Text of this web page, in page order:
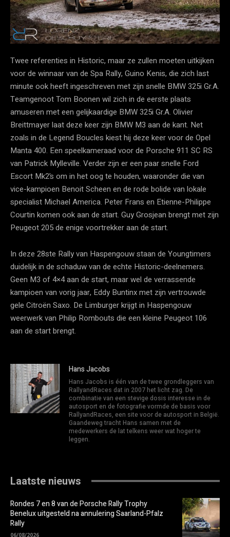
Twee referenties in Historic, maar ze zullen moeten uitkijken
voor de winnaar van de Spa Rally, Guino Kenis, die zich last
minute ook heeft ingeschreven met zijn snelle BMW 325i Gr.A.
Teamgenoot Tom Boonen wil zich in de eerste plaats
amuseren met een gelijkaardige BMW 325i Gr.A. Olivier
Breittmayer laat deze keer zijn BMW M3 aan de kant. Net
zoals in de Legend Boucles kiest hij deze keer voor de Opel
Manta 400. Een speelkameraad voor de Porsche 911 SC RS
van Patrick Mylleville. Verder zijn er een paar snelle Ford
Escort Mk2’s om in het oog te houden, waaronder die van
vice-kampioen Benoit Scheen en de rode bolide van lokale
specialist Michael America. Peter Frans en Etienne-Philippe
Courtin komen ook aan de start. Guy Grosjean brengt met zijn
Peugeot 205 de enige voortrekker aan de start.
In deze 28ste Rally van Haspengouw staan de Youngtimers
duidelijk in de schaduw van de echte Historic-deelnemers.
Geen M3 of 4×4 aan de start, maar wel de verrassende
kampioen van vorig jaar, Eddy Buntinx met zijn vertrouwde
gele Citroën Saxo. De Limburger krijgt in Haspengouw
weerwerk van Philip Rombouts die een kleine Peugeot 106
aan de start brengt.
Hans Jacobs
Hans Jacobs is één van de twee grondleggers van
RallyandRaces dat in 2007 het licht zag. De
combinatie van een stevige dosis interesse in de
autosport en de fotografie vormde de basis voor
RallyandRaces, een site voor de autosport in België.
Gaandeweg tracht Hans samen met de
medewerkers de lat telkens weer wat hoger te
leggen.
Laatste nieuws
Rondes 7 en 8 van de Porsche Rally Trophy
Benelux uitgesteld na annulering Saarland-Pfalz
Rally
06/08/2026